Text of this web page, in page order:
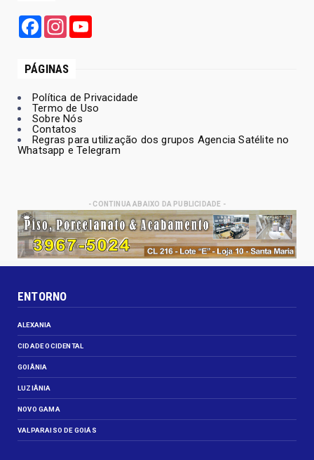
FacebookInstagram
PÁGINAS
Política de Privacidade
Termo de Uso
Sobre Nós
Contatos
Regras para utilização dos grupos Agencia Satélite no
Whatsapp e Telegram
- CONTINUA ABAIXO DA PUBLICIDADE -
ENTORNO
ALEXANIA
CIDADE OCIDENTAL
GOIÂNIA
LUZIÂNIA
NOVO GAMA
VALPARAISO DE GOIÁS